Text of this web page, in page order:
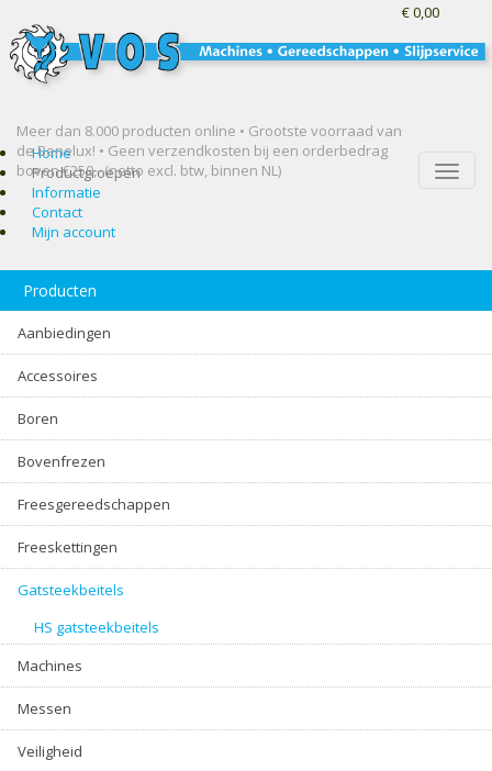
Meer dan 8.000 producten online • Grootste voorraad van
de Benelux! • Geen verzendkosten bij een orderbedrag
boven €250,- (netto excl. btw, binnen NL)
€ 0,00
Toggle
Home
Productgroepen
Informatie
Contact
Mijn account
Producten
Aanbiedingen
Accessoires
Boren
Bovenfrezen
Freesgereedschappen
Freeskettingen
Gatsteekbeitels
HS gatsteekbeitels
Machines
Messen
Veiligheid